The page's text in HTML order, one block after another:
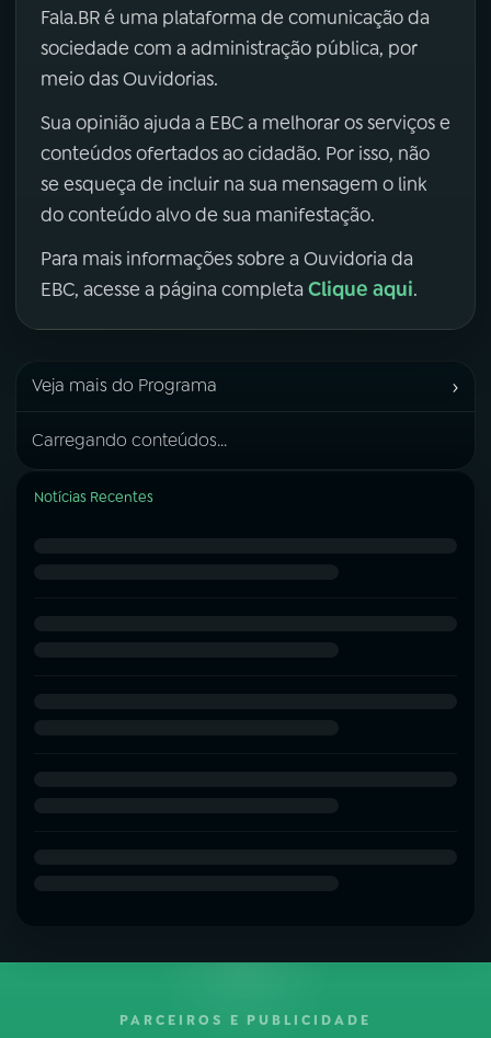
Fala.BR é uma plataforma de comunicação da
sociedade com a administração pública, por
meio das Ouvidorias.
Sua opinião ajuda a EBC a melhorar os serviços e
conteúdos ofertados ao cidadão. Por isso, não
se esqueça de incluir na sua mensagem o link
do conteúdo alvo de sua manifestação.
Para mais informações sobre a Ouvidoria da
EBC, acesse a página completa Clique aqui.
Veja mais do Programa ›
Carregando conteúdos...
Notícias Recentes
PARCEIROS E PUBLICIDADE